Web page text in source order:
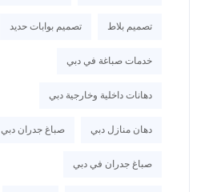
تصميم بلاط تصميم بوابات حديد
خدمات صباغة في دبي
دهانات داخلية وخارجية دبي
دهان منازل دبي صباغ جدران دبي
صباغ جدران في دبي